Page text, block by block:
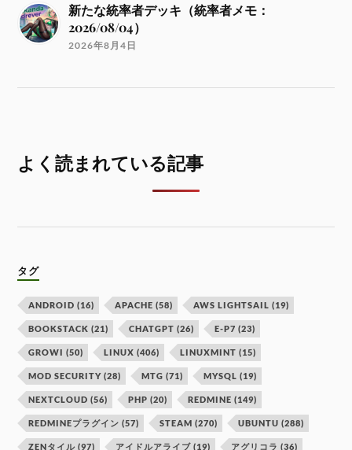
新たな統率者デッキ（統率者メモ：
2026/08/04）
2026年8月4日
よく読まれている記事
タグ
ANDROID (16) APACHE (58) AWS LIGHTSAIL (19)
BOOKSTACK (21) CHATGPT (26) E-P7 (23)
GROWI (50) LINUX (406) LINUXMINT (15)
MOD SECURITY (28) MTG (71) MYSQL (19)
NEXTCLOUD (56) PHP (20) REDMINE (149)
REDMINEプラグイン (57) STEAM (270) UBUNTU (288)
ZENタイル (97) アイドルアライブ (19) アグリコラ (36)